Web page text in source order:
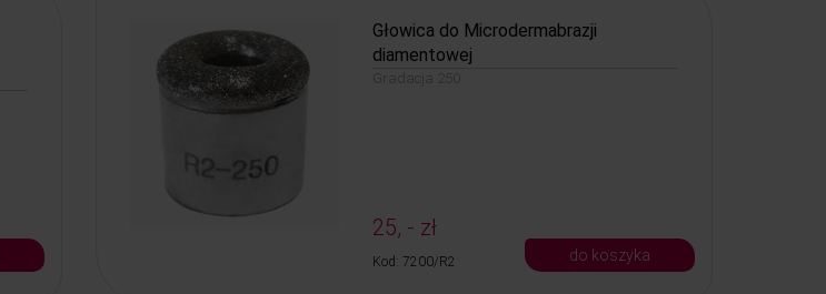
Głowica do Microdermabrazji
diamentowej
25, - zł
Kod: 7200/R2 do koszyka